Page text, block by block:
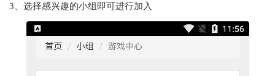
3、选择感兴趣的小组即可进行加入